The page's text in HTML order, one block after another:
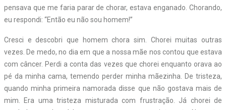
pensava que me faria parar de chorar, estava enganado. Chorando,
eu respondi: “Então eu não sou homem!”
Cresci e descobri que homem chora sim. Chorei muitas outras
vezes. De medo, no dia em que a nossa mãe nos contou que estava
com câncer. Perdi a conta das vezes que chorei enquanto orava ao
pé da minha cama, temendo perder minha mãezinha. De tristeza,
quando minha primeira namorada disse que não gostava mais de
mim. Era uma tristeza misturada com frustração. Já chorei de